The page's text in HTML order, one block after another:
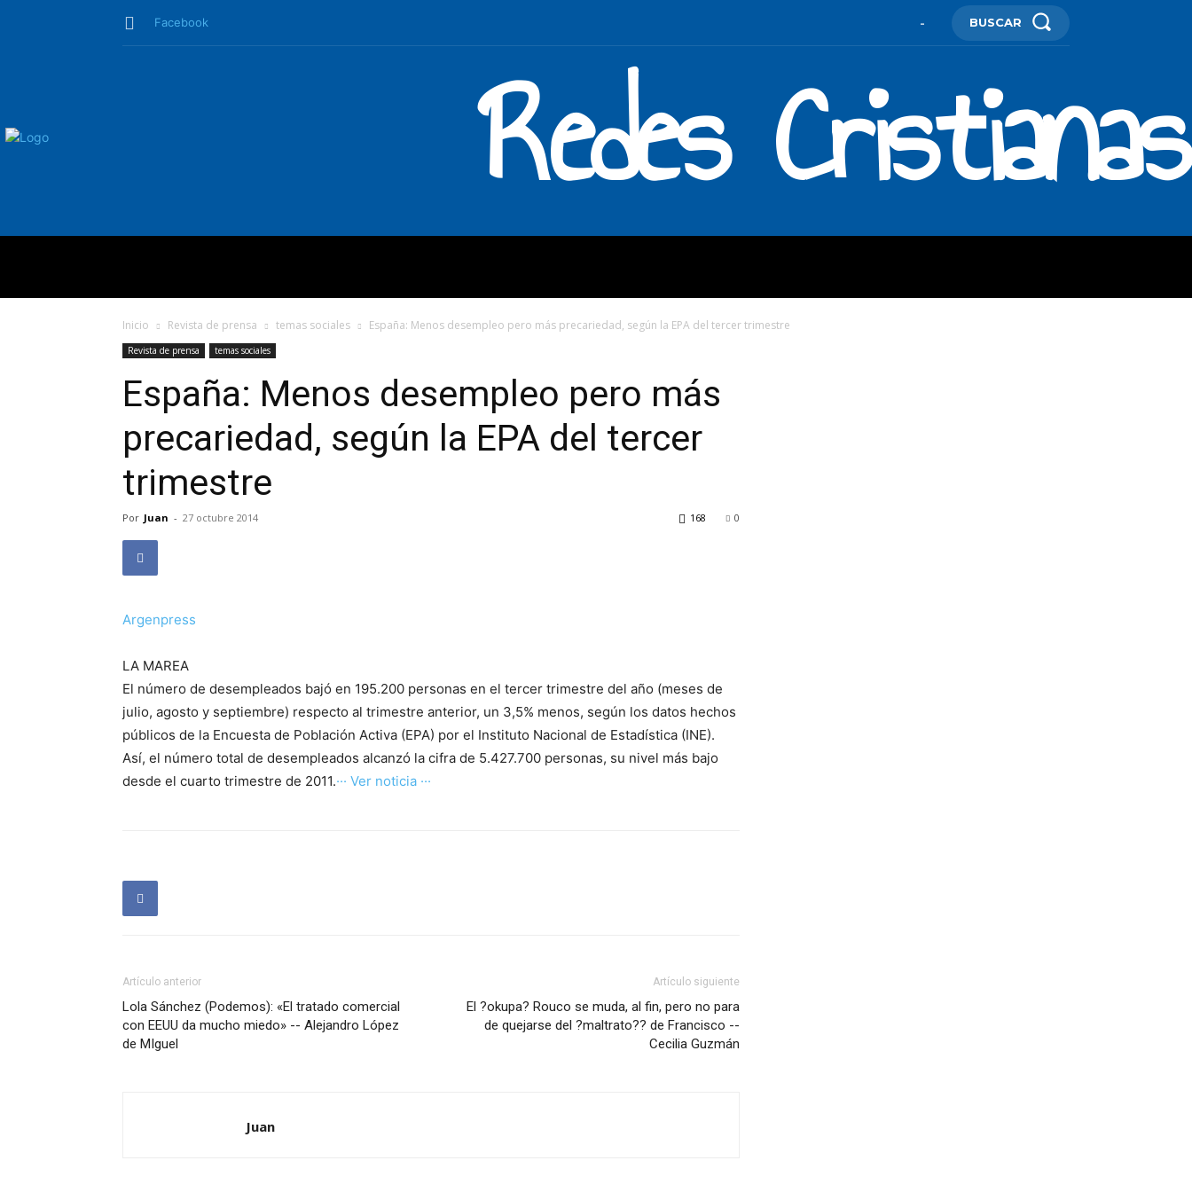
Facebook - BUSCAR
Redes Cristianas
Inicio Revista de prensa temas sociales España: Menos desempleo pero más precariedad, según la EPA del tercer trimestre
Revista de prensa temas sociales
España: Menos desempleo pero más
precariedad, según la EPA del tercer
trimestre
Por Juan - 27 octubre 2014 0
168
Argenpress
LA MAREA
El número de desempleados bajó en 195.200 personas en el tercer trimestre del año (meses de
julio, agosto y septiembre) respecto al trimestre anterior, un 3,5% menos, según los datos hechos
públicos de la Encuesta de Población Activa (EPA) por el Instituto Nacional de Estadística (INE).
Así, el número total de desempleados alcanzó la cifra de 5.427.700 personas, su nivel más bajo
desde el cuarto trimestre de 2011.··· Ver noticia ···
Artículo anterior
Lola Sánchez (Podemos): «El tratado comercial
con EEUU da mucho miedo» -- Alejandro López
de MIguel
Artículo siguiente
El ?okupa? Rouco se muda, al fin, pero no para
de quejarse del ?maltrato?? de Francisco --
Cecilia Guzmán
Juan